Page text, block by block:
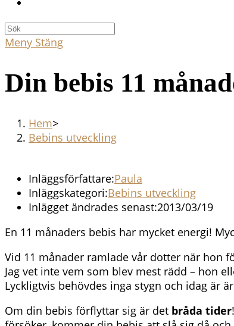
Meny Stäng
Din bebis 11
Hem>
Bebins utveckling
Inläggsförfattare:Paula
Inläggskategori:Bebins utveckling
Inlägget ändrades senast:2013/03/19
En 11 månaders bebis har mycket energi!
Vid 11 månader ramlade vår dotter när hon
Jag vet inte vem som blev mest rädd – hon
Lyckligtvis behövdes inga stygn och idag är
Om din bebis förflyttar sig är det bråda tider